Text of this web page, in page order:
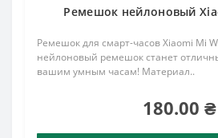
Ремешок нейлоновый
Ремешок для смарт-часов Xiaomi Mi
нейлоновый ремешок станет
вашим умным часам! Материал..
180.00 ₴